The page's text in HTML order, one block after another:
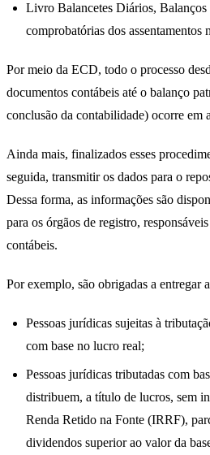
Livro Balancetes Diários, Balanços
comprobatórias dos assentamentos
Por meio da ECD, todo o processo
documentos contábeis até o balanço
conclusão da contabilidade) ocorre em
Ainda mais, finalizados esses
seguida, transmitir os dados para o
Dessa forma, as informações são
para os órgãos de registro,
contábeis.
Por exemplo, são obrigadas a entregar
Pessoas jurídicas sujeitas à
com base no lucro real;
Pessoas jurídicas tributadas com
distribuem, a título de lucros, sem
Renda Retido na Fonte (IRRF),
dividendos superior ao valor da